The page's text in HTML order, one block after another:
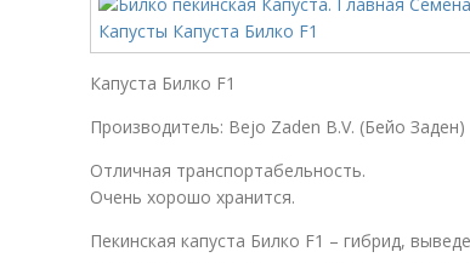
Капуста Билко F1
Производитель: Bejo Zaden B.V. (Бейо Заден)
Отличная транспортабельность.
Очень хорошо хранится.
Пекинская капуста Билко F1 – гибрид,